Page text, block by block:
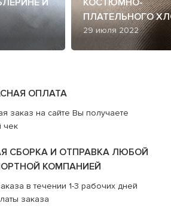
ПЛАТЕЛЬНОГО
29 июля 2022
ОПЛАТА
заказ на сайте Вы получаете
чек
СБОРКА И ОТПРАВКА ЛЮБОЙ
КОМПАНИЕЙ
в течении 1-3 рабочих дней
заказа